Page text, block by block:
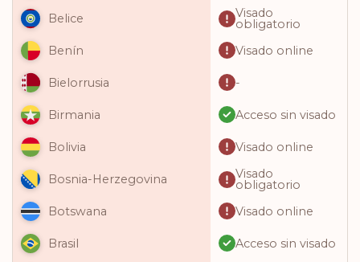
Belice
Visado
obligatorio
Benín
Visado online
Bielorrusia -
Birmania Acceso sin visado
Bolivia Visado online
Bosnia-Herzegovina Visado
obligatorio
Botswana
Visado online
Brasil Acceso sin visado